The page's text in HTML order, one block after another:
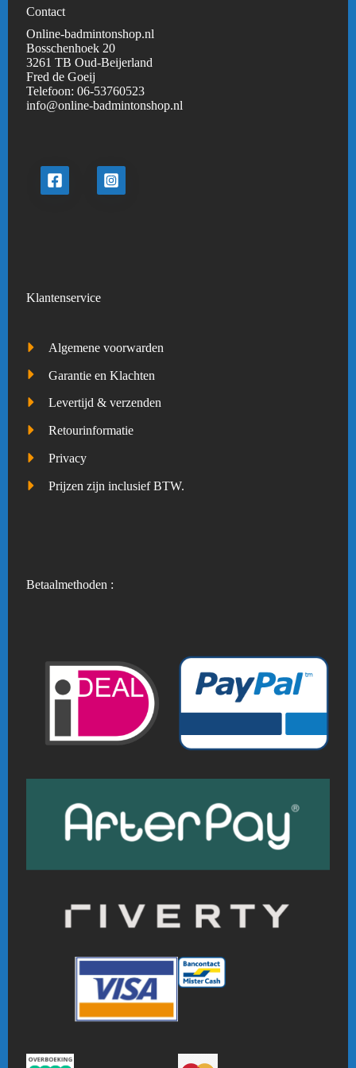
Contact
Online-badmintonshop.nl
Bosschenhoek 20
3261 TB Oud-Beijerland
Fred de Goeij
Telefoon:06-53760523
info@online-badmintonshop.nl
Klantenservice
Algemene voorwarden
Garantie en Klachten
Levertijd & verzenden
Retourinformatie
Privacy
Prijzen zijn inclusief BTW.
Betaalmethoden :